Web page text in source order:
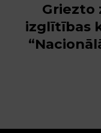
Griezto
izglītības